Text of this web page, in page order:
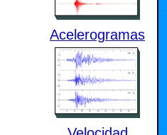
Acelerogramas